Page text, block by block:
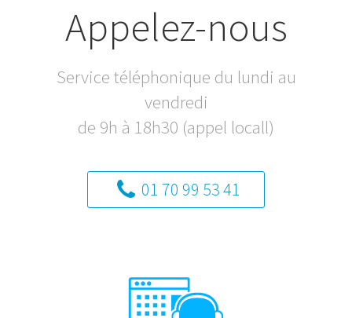
Appelez-nous
Service téléphonique du lundi au
vendredi
de 9h à 18h30 (appel locall)
01 70 99 53 41